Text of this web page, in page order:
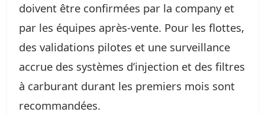
doivent être confirmées par la company et
par les équipes après‑vente. Pour les flottes,
des validations pilotes et une surveillance
accrue des systèmes d’injection et des filtres
à carburant durant les premiers mois sont
recommandées.